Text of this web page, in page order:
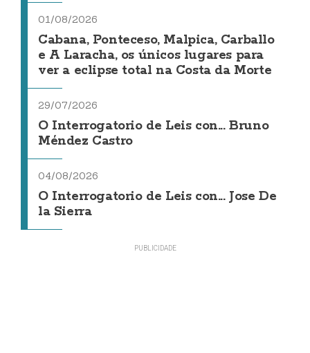
01/08/2026
Cabana, Ponteceso, Malpica, Carballo
e A Laracha, os únicos lugares para
ver a eclipse total na Costa da Morte
29/07/2026
O Interrogatorio de Leis con... Bruno
Méndez Castro
04/08/2026
O Interrogatorio de Leis con... Jose De
la Sierra